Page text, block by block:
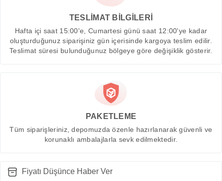
TESLİMAT BİLGİLERİ
Hafta içi saat 15:00'e, Cumartesi günü saat 12:00'ye kadar
oluşturduğunuz siparişiniz gün içerisinde kargoya teslim edilir.
Teslimat süresi bulunduğunuz bölgeye göre değişiklik gösterir.
PAKETLEME
Tüm siparişleriniz, depomuzda özenle hazırlanarak güvenli ve
korunaklı ambalajlarla sevk edilmektedir.
Fiyatı Düşünce Haber Ver